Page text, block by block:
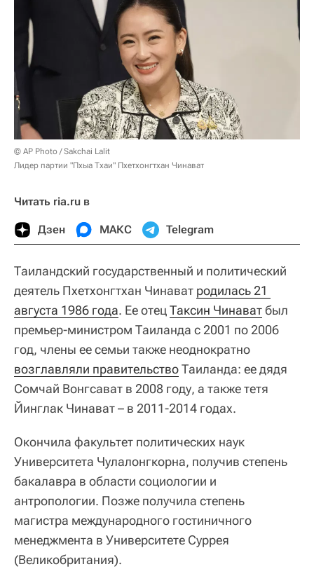
© AP Photo / Sakchai Lalit
Лидер партии "Пхыа Тхаи" Пхетхонгтхан Чинават
Читать ria.ru в
Дзен МАКС Telegram
Таиландский государственный и политический
деятель Пхетхонгтхан Чинават родилась 21
августа 1986 года. Ее отецТаксин Чинаватбыл
премьер-министром Таиланда с 2001 по 2006
год, члены ее семьи также неоднократно
возглавляли правительствоТаиланда: ее дядя
Сомчай Вонгсават в 2008 году, а также тетя
Йинглак Чинават – в 2011-2014 годах.
Окончила факультет политических наук
Университета Чулалонгкорна, получив степень
бакалавра в области социологии и
антропологии. Позже получила степень
магистра международного гостиничного
менеджмента в Университете Суррея
(Великобритания).